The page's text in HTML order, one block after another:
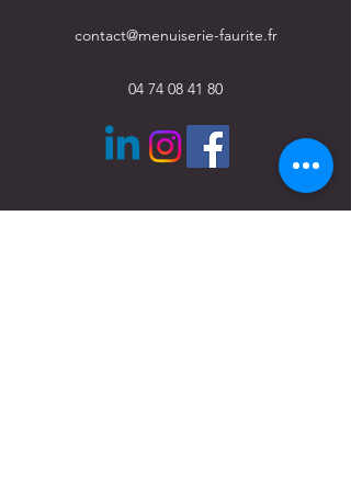
contact@menuiserie-faurite.fr
04 74 08 41 80